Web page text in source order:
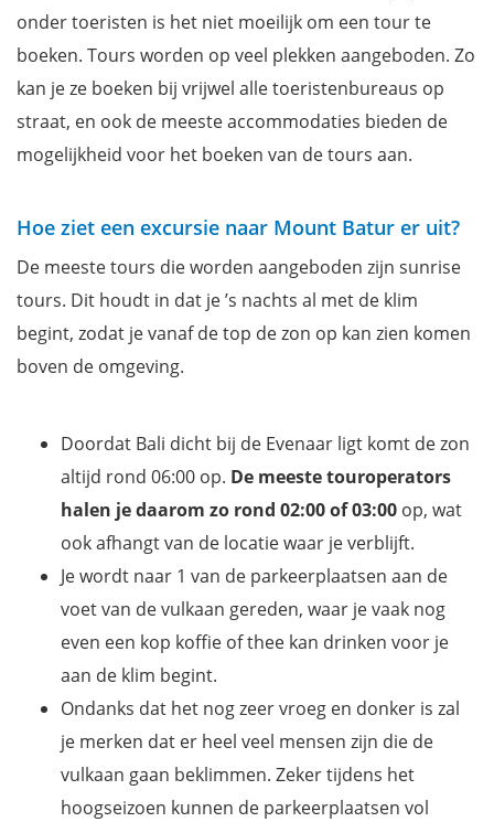
onder toeristen is het niet moeilijk om een tour te
boeken. Tours worden op veel plekken aangeboden. Zo
kan je ze boeken bij vrijwel alle toeristenbureaus op
straat, en ook de meeste accommodaties bieden de
mogelijkheid voor het boeken van de tours aan.
Hoe ziet een excursie naar Mount Batur er uit?
De meeste tours die worden aangeboden zijn sunrise
tours. Dit houdt in dat je ’s nachts al met de klim
begint, zodat je vanaf de top de zon op kan zien komen
boven de omgeving.
Doordat Bali dicht bij de Evenaar ligt komt de zon
altijd rond 06:00 op. De meeste touroperators
halen je daarom zo rond 02:00 of 03:00 op, wat
ook afhangt van de locatie waar je verblijft.
Je wordt naar 1 van de parkeerplaatsen aan de
voet van de vulkaan gereden, waar je vaak nog
even een kop koffie of thee kan drinken voor je
aan de klim begint.
Ondanks dat het nog zeer vroeg en donker is zal
je merken dat er heel veel mensen zijn die de
vulkaan gaan beklimmen. Zeker tijdens het
hoogseizoen kunnen de parkeerplaatsen vol